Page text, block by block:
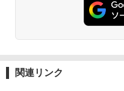
関連リンク